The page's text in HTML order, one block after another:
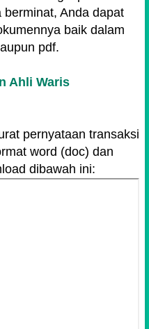
Anda dapat
baik dalam
pdf.
Ahli Waris
pernyataan transaksi
word (doc) dan
dibawah ini: